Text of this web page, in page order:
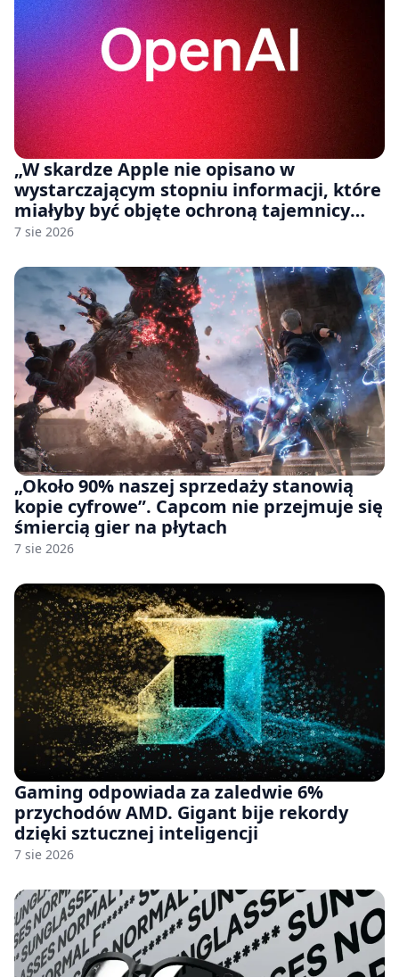
„W skardze Apple nie opisano w
wystarczającym stopniu informacji, które
miałyby być objęte ochroną tajemnicy
handlowej”. OpenAI żąda odrzucenia
7 sie 2026
„Około 90% naszej sprzedaży stanowią
kopie cyfrowe”. Capcom nie przejmuje się
śmiercią gier na płytach
7 sie 2026
Gaming odpowiada za zaledwie 6%
przychodów AMD. Gigant bije rekordy
dzięki sztucznej inteligencji
7 sie 2026